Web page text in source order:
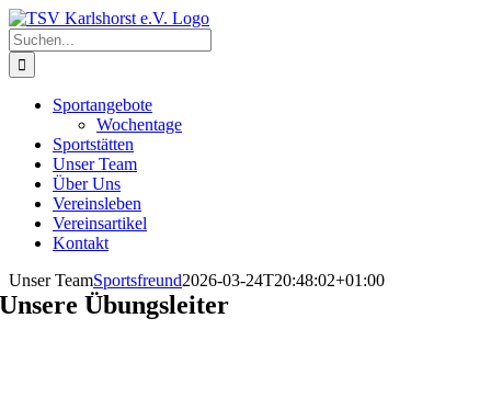
Zum
Inhalt
springen
Suche
nach:
Sportangebote
Wochentage
Sportstätten
Unser Team
Über Uns
Vereinsleben
Vereinsartikel
Kontakt
Unser TeamSportsfreund2026-03-24T20:48:02+01:00
Unsere Übungsleiter